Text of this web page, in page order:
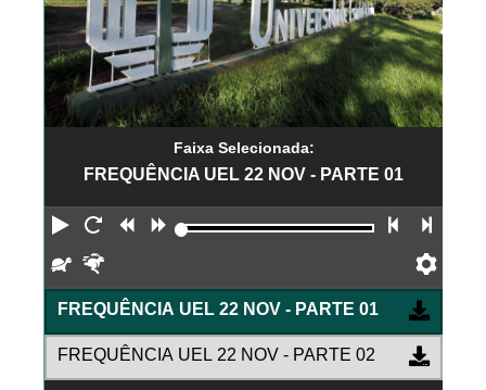
Faixa Selecionada:
FREQUÊNCIA UEL 22 NOV - PARTE 01
Reproduzir
Reiniciar
Retroceder
Avançar Faixa
Devagar
FREQUÊNCIA UEL 22 NOV - PARTE 01
FREQUÊNCIA UEL 22 NOV - PARTE 02